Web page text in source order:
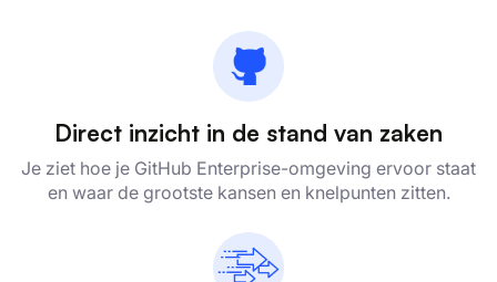
Direct inzicht in de stand van zaken
Je ziet hoe je GitHub Enterprise-omgeving ervoor staat
en waar de grootste kansen en knelpunten zitten.